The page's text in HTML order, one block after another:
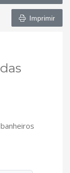
Imprimir